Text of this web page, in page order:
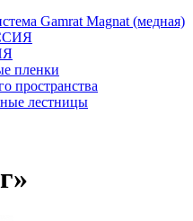
Gamrat Magnat (медная)
пленки
пространства
лестницы